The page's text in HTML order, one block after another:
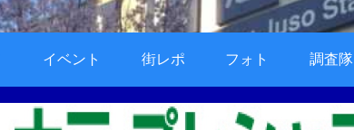
イベント 街レポ フォト 調査隊